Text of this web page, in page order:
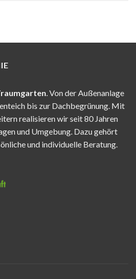
. Von der Außenanlage
bis zur Dachbegrünung. Mit
realisieren wir seit 80 Jahren
und Umgebung. Dazu gehört
und individuelle Beratung.